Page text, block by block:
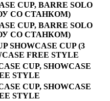
CUP, BARRE SOLO
СО СТАНКОМ)
CUP, BARRE SOLO
СО СТАНКОМ)
SHOWCASE CUP (3
FREE STYLE
CUP, SHOWCASE
STYLE
CUP, SHOWCASE
STYLE